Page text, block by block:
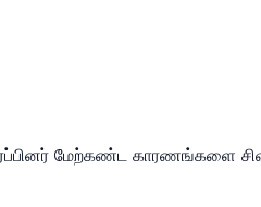
மேற்கண்ட காரணங்களை